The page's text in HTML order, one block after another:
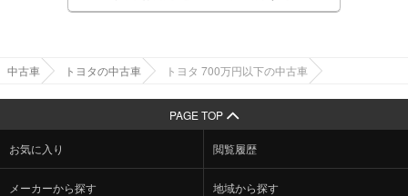
中古車 トヨタの中古車 トヨタ 700万円以下の中古車
PAGE TOP
お気に入り 閲覧履歴
メーカーから探す 地域から探す